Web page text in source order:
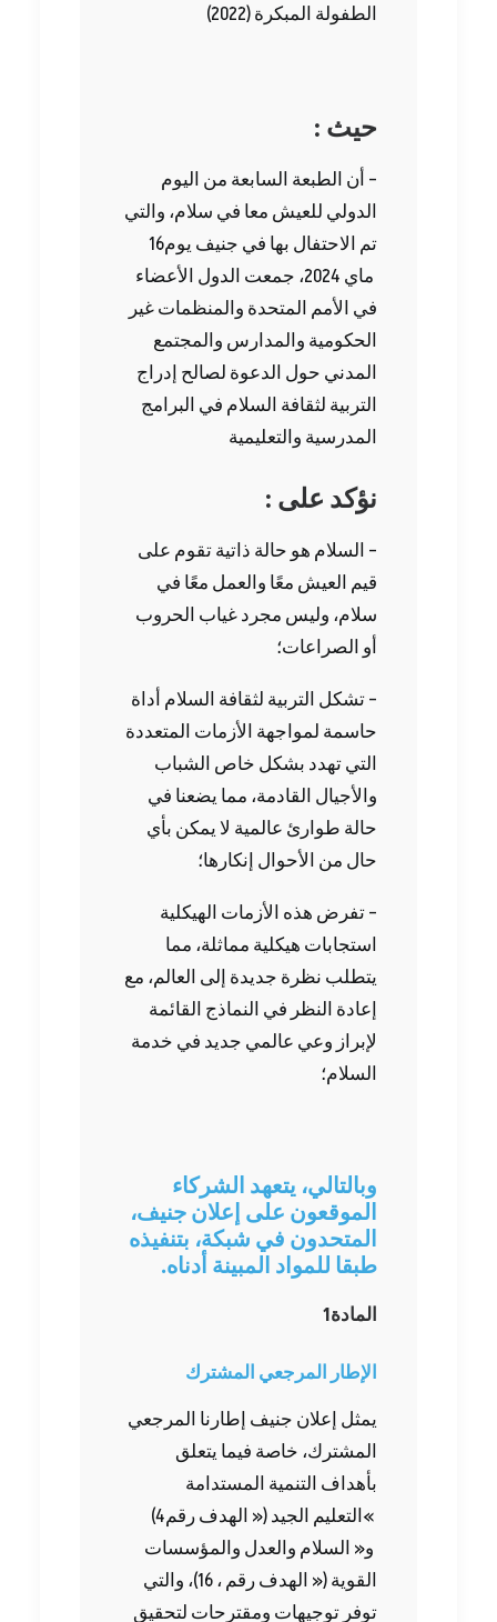
‬الطفولة‭ ‬المبكرة ‭ (‬2022‭)‬
: حيث
– أن الطبعة السابعة من اليوم
الدولي للعيش معا في سلام، والتي
تم الاحتفال بها في جنيف يوم16
ماي 2024، جمعت الدول الأعضاء
في الأمم المتحدة والمنظمات غير
الحكومية والمدارس والمجتمع
المدني حول الدعوة لصالح إدراج
التربية لثقافة السلام في البرامج
المدرسية والتعليمية
: نؤكد على
– السلام هو حالة ذاتية تقوم على
قيم العيش معًا والعمل معًا في
سلام، وليس مجرد غياب الحروب
أو الصراعات؛
– تشكل التربية لثقافة السلام أداة
حاسمة لمواجهة الأزمات المتعددة
التي تهدد بشكل خاص الشباب
والأجيال القادمة، مما يضعنا في
حالة طوارئ عالمية لا يمكن بأي
حال من الأحوال إنكارها؛
– تفرض هذه الأزمات الهيكلية
استجابات هيكلية مماثلة، مما
يتطلب نظرة جديدة إلى العالم، مع
إعادة النظر في النماذج القائمة
لإبراز وعي عالمي جديد في خدمة
السلام؛
وبالتالي، يتعهد الشركاء
الموقعون على إعلان جنيف،
المتحدون في شبكة، بتنفيذه
طبقا للمواد المبينة أدناه.
المادة‭ ‬1‭ ‬
الإطار‭ ‬المرجعي‭ ‬المشترك
‬بأهداف‭ ‬التنمية‭ ‬المستدامة‭
« ‬التعليم‭ ‬الجيد‭ ») ‬الهدف‭ ‬رقم‭ (‬4‭